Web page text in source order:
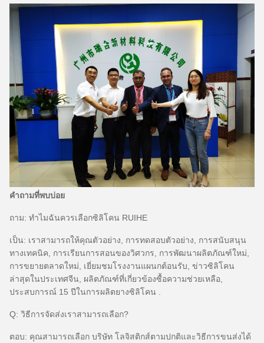
คำถามที่พบบ่อย
ถาม: ทำไมฉันควรเลือกซิลิโคน RUIHE
เป็น: เราสามารถให้คุณตัวอย่าง, การทดสอบตัวอย่าง, การสนับสนุน
ทางเทคนิค, การเรียนการสอนของวิศวกร, การพัฒนาผลิตภัณฑ์ใหม่,
การขยายตลาดใหม่, เยี่ยมชมโรงงานแผนกต้อนรับ, ข่าวซิลิโคน
ล่าสุดในประเทศจีน, ผลิตภัณฑ์ที่เกี่ยวข้องซื้อความช่วยเหลือ,
ประสบการณ์ 15 ปีในการผลิตยางซิลิโคน .
Q: วิธีการจัดส่งเราสามารถเลือก?
ตอบ: คุณสามารถเลือก บริษัท โลจิสติกส์ตามปกติและวิธีการขนส่งได้